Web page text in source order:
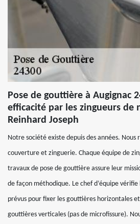
Pose de gouttière à Augignac
efficacité par les zingueurs de
Reinhard Joseph
Notre société existe depuis des années. Nous
couverture et zinguerie. Chaque équipe de
travaux de pose de gouttière assure leur
de façon méthodique. Le chef d’équipe
prévus pour fixer les gouttières horizontales
gouttières verticales (pas de microfissure).